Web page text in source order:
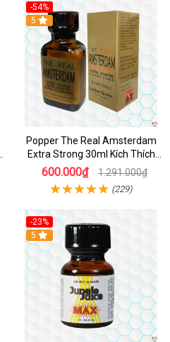
-54%
5
Popper The Real Amsterdam
Extra Strong 30ml Kích Thích
Cường Độ Cao
600.000₫ 1.291.000₫
(229)
-23%
5